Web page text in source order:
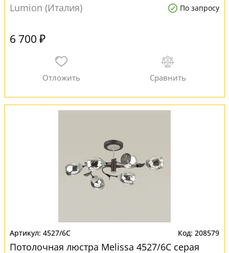
Lumion (Италия) По запросу
6 700 ₽
4527/6C 208579
Потолочная люстра Melissa 4527/6C серая